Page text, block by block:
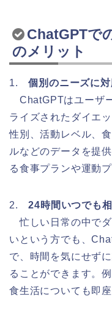
ChatGPTで
のメリット
1.個別のニーズに
ChatGPTはユーザ
ライズされたダイエ
性別、活動レベル、
ルなどのデータを提
る食事プランや運動
2.24時間いつでも
忙しい日常の中で
いという方でも、
で、時間を気にせず
ることができます。
食生活についても即